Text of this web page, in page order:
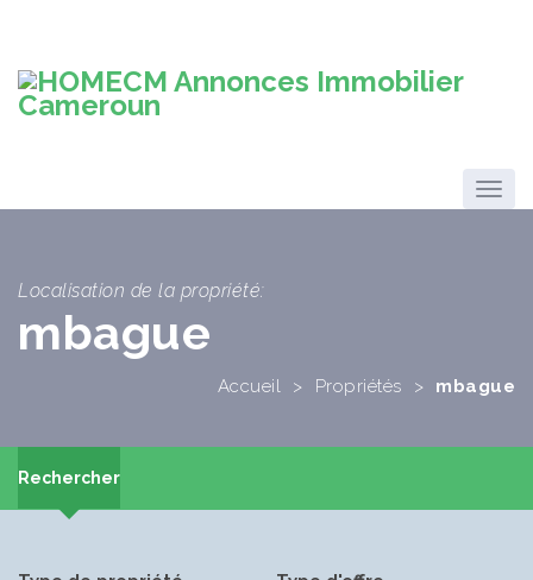
Localisation de la propriété:
mbague
Accueil > Propriétés > mbague
Rechercher